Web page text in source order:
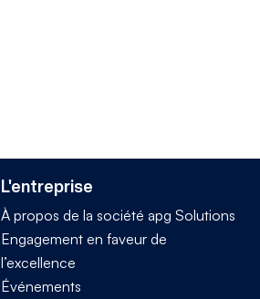
L'entreprise
À propos de la société apg Solutions
Engagement en faveur de
l’excellence
Événements